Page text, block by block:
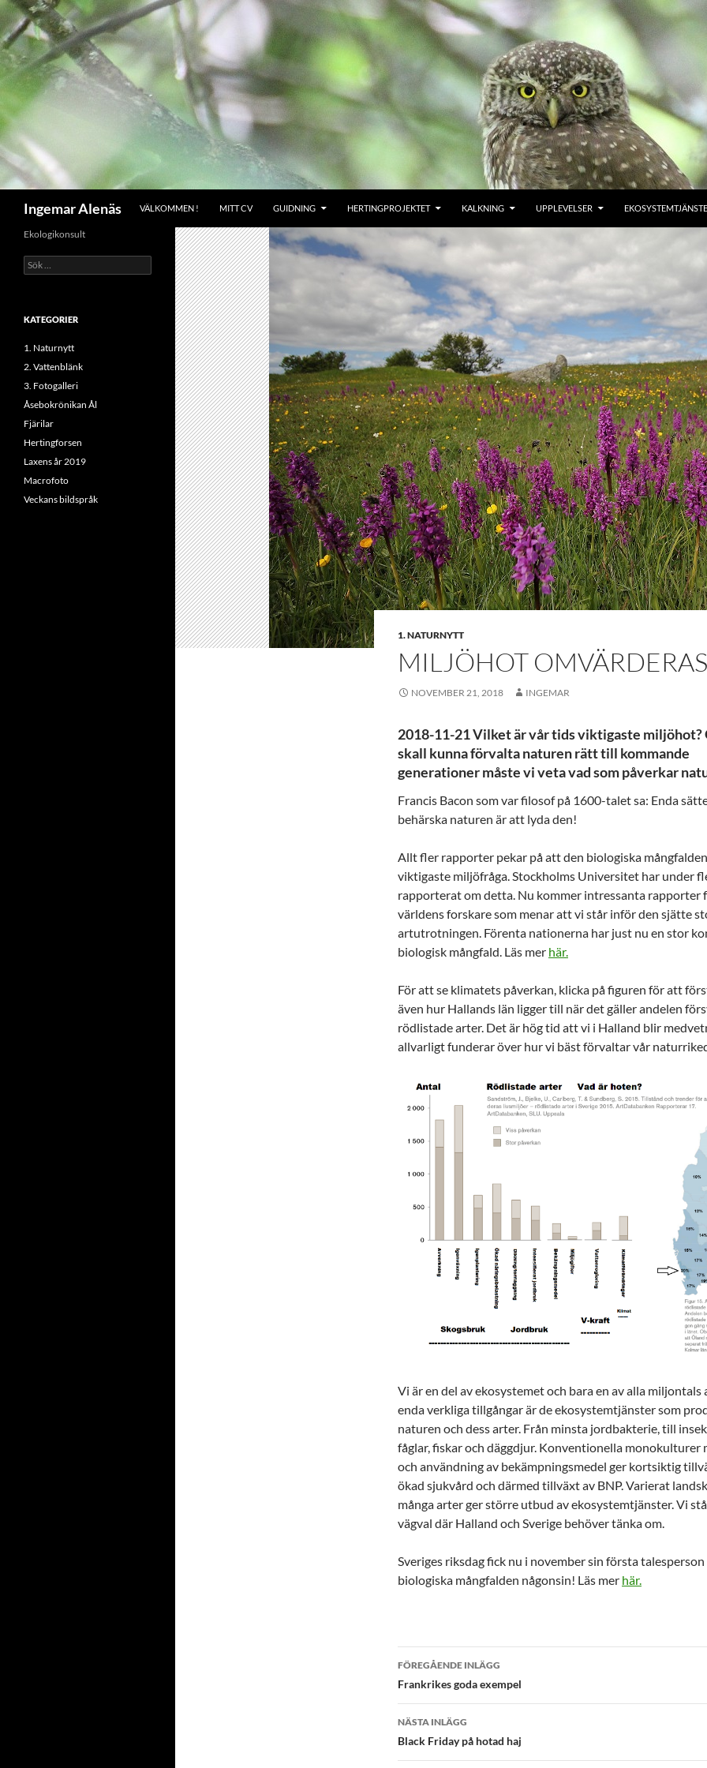
Hoppa
till
innehåll
Ingemar Alenäs VÄLKOMMEN ! MITT CV GUIDNING HERTINGPROJEKTET KALKNING UPPLEVELSER
1. NATURNYTT
MILJÖHOT OMVÄRDERAS
NOVEMBER 21, 2018 INGEMAR
2018-11-21 Vilket är vår tids viktigaste miljöhot?
skall kunna förvalta naturen rätt till kommande
generationer måste vi veta vad som påverkar
Francis Bacon som var filosof på 1600-talet sa: Enda
behärska naturen är att lyda den!
Allt fler rapporter pekar på att den biologiska
viktigaste miljöfråga. Stockholms Universitet har under
rapporterat om detta. Nu kommer intressanta rapporter
världens forskare som menar att vi står inför den sjätte
artutrotningen. Förenta nationerna har just nu en stor
biologisk mångfald. Läs mer här.
För att se klimatets påverkan, klicka på figuren för att
även hur Hallands län ligger till när det gäller andelen
rödlistade arter. Det är hög tid att vi i Halland blir
allvarligt funderar över hur vi bäst förvaltar vår
Vi är en del av ekosystemet och bara en av alla miljontals
enda verkliga tillgångar är de ekosystemtjänster som
naturen och dess arter. Från minsta jordbakterie, till
fåglar, fiskar och däggdjur. Konventionella monokulturer
och användning av bekämpningsmedel ger kortsiktig
ökad sjukvård och därmed tillväxt av BNP. Varierat
många arter ger större utbud av ekosystemtjänster. Vi
vägval där Halland och Sverige behöver tänka om.
Sveriges riksdag fick nu i november sin första
biologiska mångfalden någonsin! Läs mer här.
Inläggsnavigering
FÖREGÅENDE INLÄGG
Frankrikes goda exempel
NÄSTA INLÄGG
Black Friday på hotad haj
Ekologikonsult
Sök
efter:
KATEGORIER
1. Naturnytt
2. Vattenblänk
3. Fotogalleri
Åsebokrönikan Ål
Fjärilar
Hertingforsen
Laxens år 2019
Macrofoto
Veckans bildspråk